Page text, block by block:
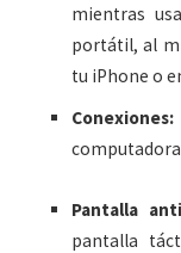
mientras
portátil, al
tu iPhone o
Conexiones:
Pantalla
pantalla